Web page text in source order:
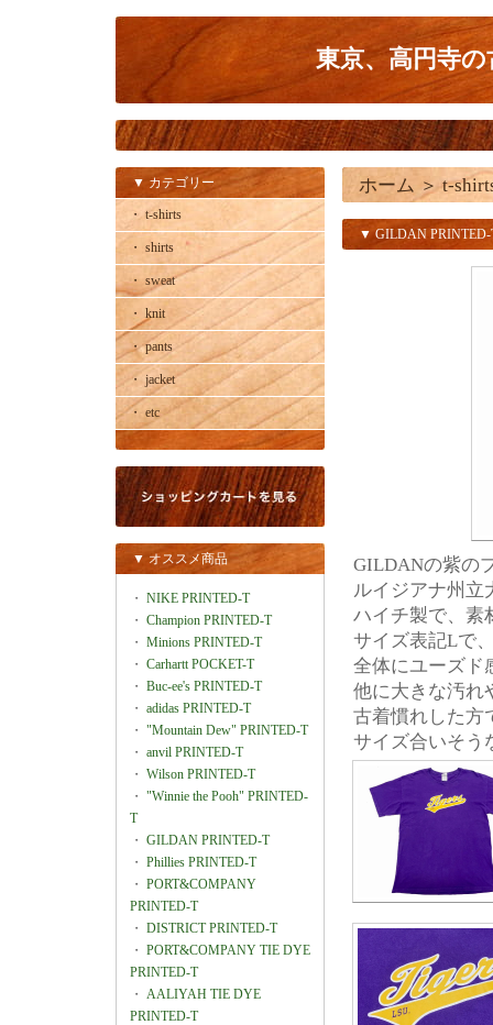
東京、高円寺
▼ カテゴリー
・ t-shirts
・ shirts
・ sweat
・ knit
・ pants
・ jacket
・ etc
▼ オススメ商品
・ NIKE PRINTED-T
・ Champion PRINTED-T
・ Minions PRINTED-T
・ Carhartt POCKET-T
・ Buc-ee's PRINTED-T
・ adidas PRINTED-T
・ "Mountain Dew" PRINTED-T
・ anvil PRINTED-T
・ Wilson PRINTED-T
・ "Winnie the Pooh" PRINTED-
T
・ GILDAN PRINTED-T
・ Phillies PRINTED-T
・ PORT&COMPANY
PRINTED-T
・ DISTRICT PRINTED-T
・ PORT&COMPANY TIE DYE
PRINTED-T
・ AALIYAH TIE DYE
PRINTED-T
ホーム ＞ t-
▼ GILDAN PRINTED-
GILDANの紫の
ルイジアナ州立
ハイチ製で、素
サイズ表記Lで
全体にユーズド
他に大きな汚れ
古着慣れした方
サイズ合いそう